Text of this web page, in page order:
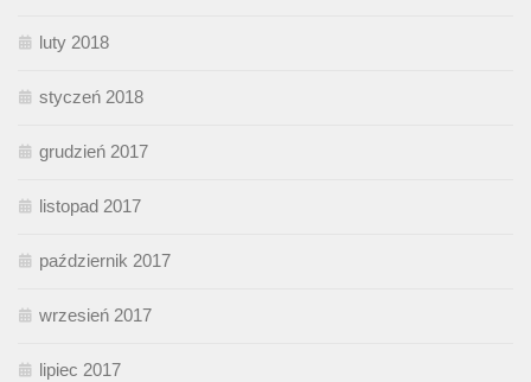
luty 2018
styczeń 2018
grudzień 2017
listopad 2017
październik 2017
wrzesień 2017
lipiec 2017